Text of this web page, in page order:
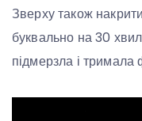
Зверху також
буквально на 30
підмерзла і тримала